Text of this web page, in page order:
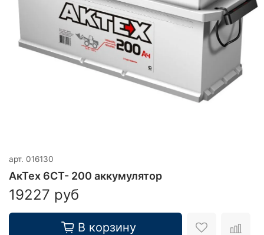
арт. 016130
АкТех 6СТ- 200 аккумулятор
19227 руб
В корзину